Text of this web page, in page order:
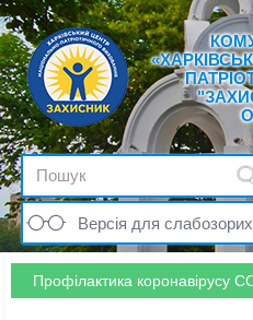
Версія для слабозорих
Профілактика коронавірусу